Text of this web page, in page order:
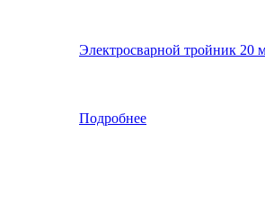
Электросварной тройник 20
Подробнее